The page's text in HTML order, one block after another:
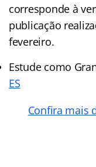
corresponde à
publicação
fevereiro.
Estude como
ES
Confira mais